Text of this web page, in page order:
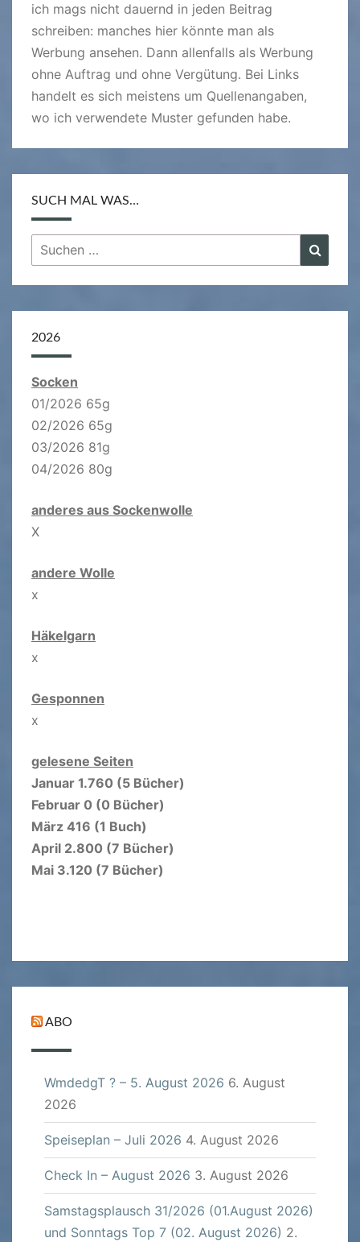
ich mags nicht dauernd in jeden Beitrag
schreiben: manches hier könnte man als
Werbung ansehen. Dann allenfalls als Werbung
ohne Auftrag und ohne Vergütung. Bei Links
handelt es sich meistens um Quellenangaben,
wo ich verwendete Muster gefunden habe.
SUCH MAL WAS…
Suchen
nach:
2026
Socken
01/2026 65g
02/2026 65g
03/2026 81g
04/2026 80g
anderes aus Sockenwolle
X
andere Wolle
x
Häkelgarn
x
Gesponnen
x
gelesene Seiten
Januar 1.760 (5 Bücher)
Februar 0 (0 Bücher)
März 416 (1 Buch)
April 2.800 (7 Bücher)
Mai 3.120 (7 Bücher)
ABO
WmdedgT ? – 5. August 2026 6. August
2026
Speiseplan – Juli 2026 4. August 2026
Check In – August 2026 3. August 2026
Samstagsplausch 31/2026 (01.August 2026)
und Sonntags Top 7 (02. August 2026) 2.